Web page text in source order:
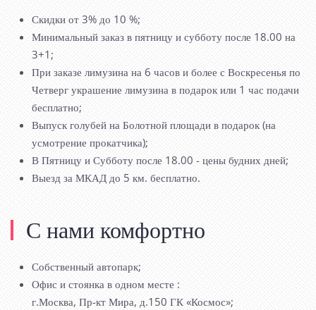
Скидки от 3% до 10 %;
Минимальный заказ в пятницу и субботу после 18.00 на
3+1;
При заказе лимузина на 6 часов и более с Воскресенья по
Четверг украшение лимузина в подарок или 1 час подачи
бесплатно;
Выпуск голубей на Болотной площади в подарок (на
усмотрение прокатчика);
В Пятницу и Субботу после 18.00 - цены будних дней;
Выезд за МКАД до 5 км. бесплатно.
С нами комфортно
Собственный автопарк;
Офис и стоянка в одном месте :
г.Москва, Пр-кт Мира, д.150 ГК «Космос»;